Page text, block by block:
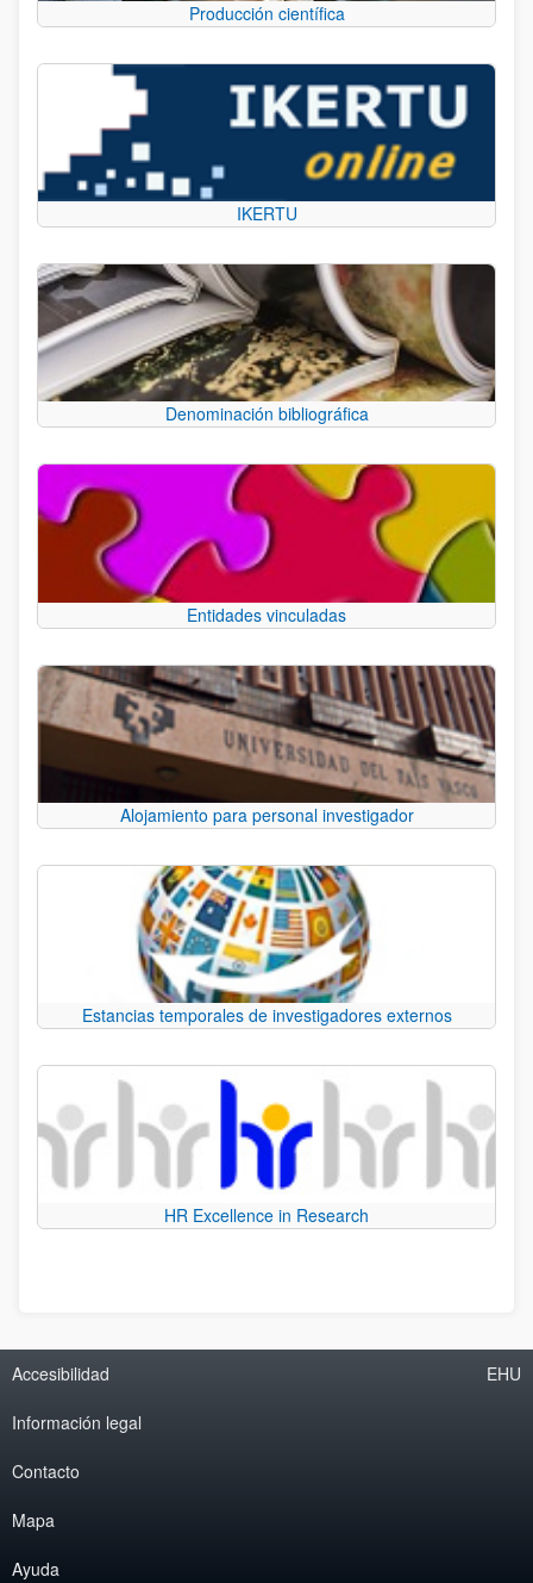
Producción científica
IKERTU
Denominación bibliográfica
Entidades vinculadas
Alojamiento para personal investigador
Estancias temporales de investigadores externos
HR Excellence in Research
Accesibilidad
Información legal
Contacto
Mapa
Ayuda
EHU